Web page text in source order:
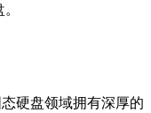
硬盘领域拥有深厚的